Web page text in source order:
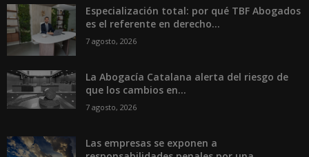
Especialización total: por qué TBF Abogados
es el referente en derecho...
7 agosto, 2026
La Abogacía Catalana alerta del riesgo de
que los cambios en...
7 agosto, 2026
Las empresas se exponen a